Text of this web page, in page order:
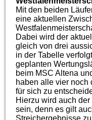
Mit den beiden
eine aktuellen
Dabei wird der
gleich von drei
in der Tabelle
geplanten
beim MSC Altena
haben alle vier noch
für sich zu
Hierzu wird auch
sein, denn es gilt
Streichergebnisse